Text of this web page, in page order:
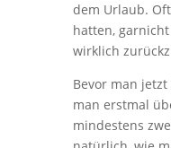
dem Urlaub.
hatten,
wirklich
Bevor man
man erstmal
mindestens